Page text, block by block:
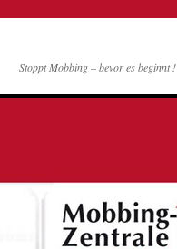
Stoppt Mobbing – bevor es beginnt !